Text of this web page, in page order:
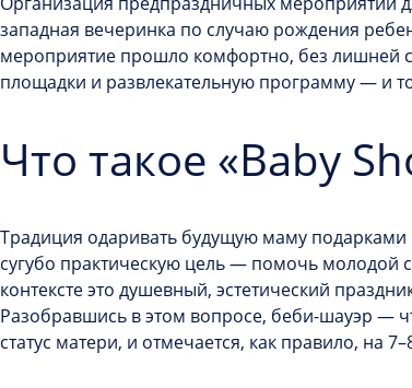
западная вечеринка по случаю рождения
мероприятие прошло комфортно, без лишней
площадки и развлекательную программу — и
Что такое «Baby
Традиция одаривать будущую маму
сугубо практическую цель — помочь молодой
контексте это душевный, эстетический
Разобравшись в этом вопросе, беби-шауэр —
статус матери, и отмечается, как правило, на